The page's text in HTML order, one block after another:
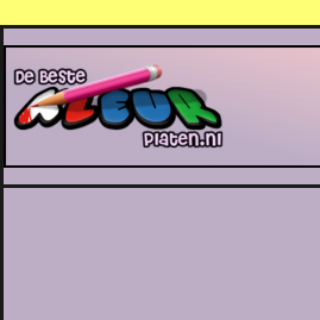
De Beste Kleurplaten